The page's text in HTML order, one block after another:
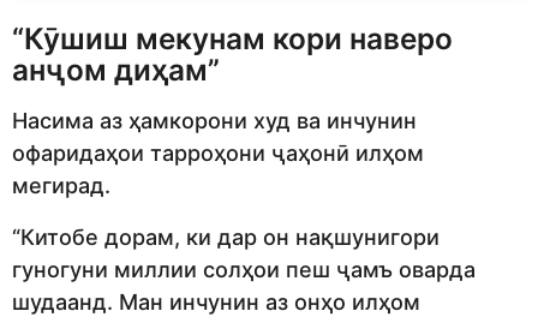
“Кӯшиш мекунам кори наверо
анҷом диҳам”
Насима аз ҳамкорони худ ва инчунин
офаридаҳои тарроҳони ҷаҳонӣ илҳом
мегирад.
“Китобе дорам, ки дар он нақшунигори
гуногуни миллии солҳои пеш ҷамъ оварда
шудаанд. Ман инчунин аз онҳо илҳом